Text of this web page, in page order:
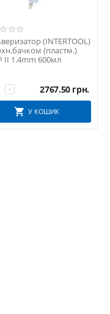
(INTERTOOL)
(пластм.)
II 1.4mm 600мл
+ 2767.50 грн.
У КОШИК